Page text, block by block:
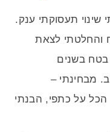
שינוי תעסוקתי ענק.
והחלטתי לצאת
בשנים
מבחינתי –
על כתפי, הבנתי